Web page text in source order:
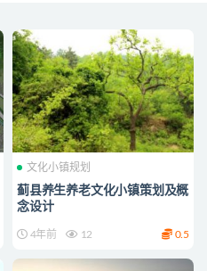
文化小镇规划
蓟县养生养老文化小镇策划及概
念设计
4年前 12 0.5